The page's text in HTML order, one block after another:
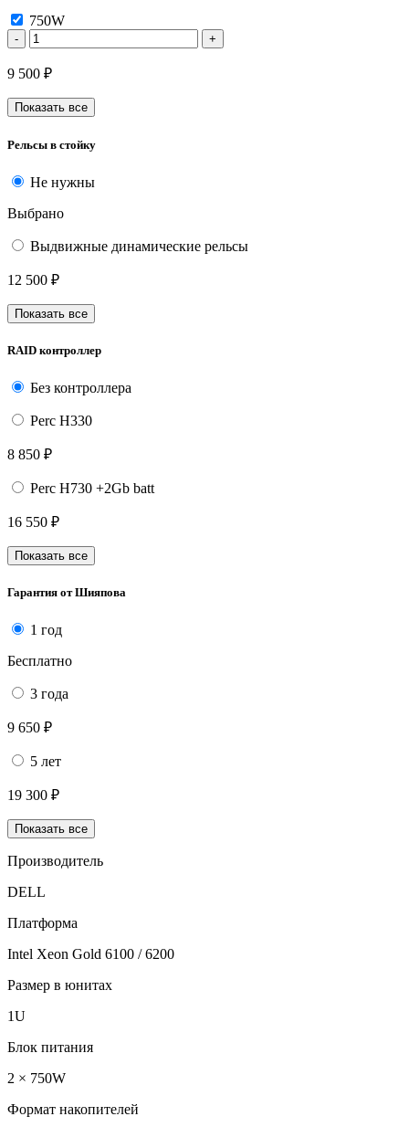
750W
- +
9 500 ₽
Показать все
Рельсы в стойку
Не нужны
Выбрано
Выдвижные динамические рельсы
12 500 ₽
Показать все
RAID контроллер
Без контроллера
Perc H330
8 850 ₽
Perc H730 +2Gb batt
16 550 ₽
Показать все
Гарантия от Шияпова
1 год
Бесплатно
3 года
9 650 ₽
5 лет
19 300 ₽
Показать все
Производитель
DELL
Платформа
Intel Xeon Gold 6100 / 6200
Размер в юнитах
1U
Блок питания
2 × 750W
Формат накопителей